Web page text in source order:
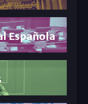
Española